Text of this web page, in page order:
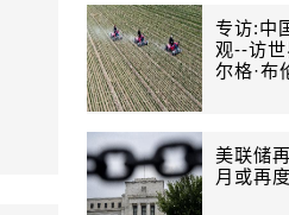
专访:中
观--访
尔格·布
美联储
月或再